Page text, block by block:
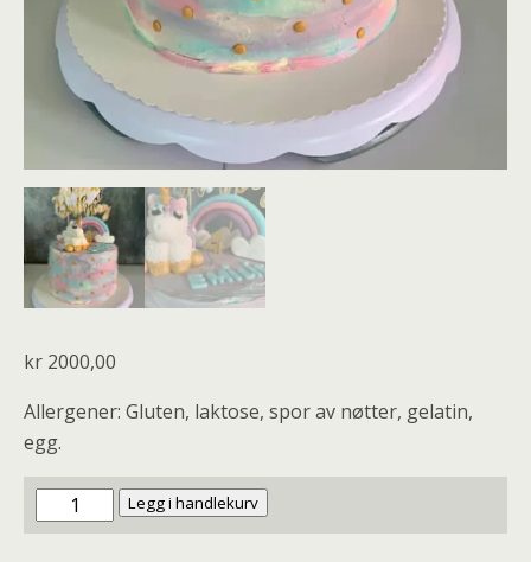
kr 2000,00
Allergener: Gluten, laktose, spor av nøtter, gelatin,
egg.
Enhjørningskake
antall
Legg i handlekurv